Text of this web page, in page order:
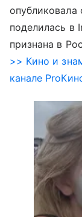
поделилась в
признана в
>> Кино и
канале